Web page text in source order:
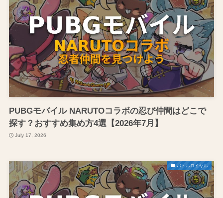
PUBGモバイル NARUTOコラボの忍び仲間はどこで
探す？おすすめ集め方4選【2026年7月】
July 17, 2026
バトルロイヤル